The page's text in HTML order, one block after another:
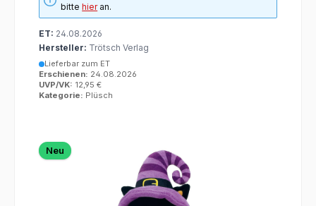
bittehieran.
ET: 24.08.2026
Hersteller: Trötsch Verlag
Lieferbar zum ET
Erschienen: 24.08.2026
UVP/VK: 12,95 €
Kategorie: Plüsch
Neu